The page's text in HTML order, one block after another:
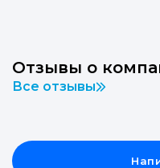
Отзывы о
Все отзывы